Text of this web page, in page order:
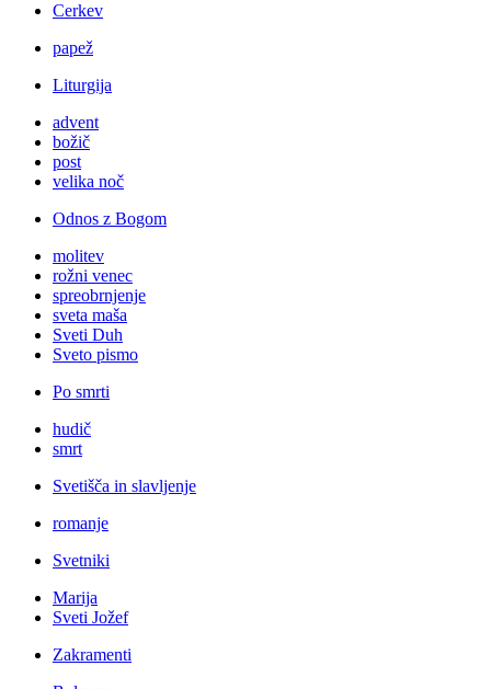
Cerkev
papež
Liturgija
advent
božič
post
velika noč
Odnos z Bogom
molitev
rožni venec
spreobrnjenje
sveta maša
Sveti Duh
Sveto pismo
Po smrti
hudič
smrt
Svetišča in slavljenje
romanje
Svetniki
Marija
Sveti Jožef
Zakramenti